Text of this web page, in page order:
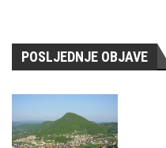
POSLJEDNJE OBJAVE